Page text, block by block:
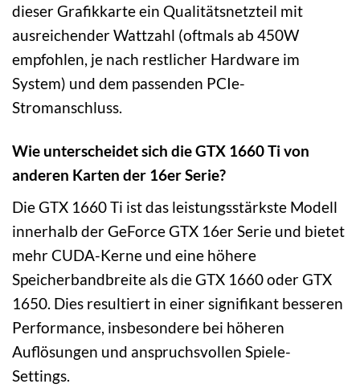
dieser Grafikkarte ein Qualitätsnetzteil mit
ausreichender Wattzahl (oftmals ab 450W
empfohlen, je nach restlicher Hardware im
System) und dem passenden PCIe-
Stromanschluss.
Wie unterscheidet sich die GTX 1660 Ti von
anderen Karten der 16er Serie?
Die GTX 1660 Ti ist das leistungsstärkste Modell
innerhalb der GeForce GTX 16er Serie und bietet
mehr CUDA-Kerne und eine höhere
Speicherbandbreite als die GTX 1660 oder GTX
1650. Dies resultiert in einer signifikant besseren
Performance, insbesondere bei höheren
Auflösungen und anspruchsvollen Spiele-
Settings.